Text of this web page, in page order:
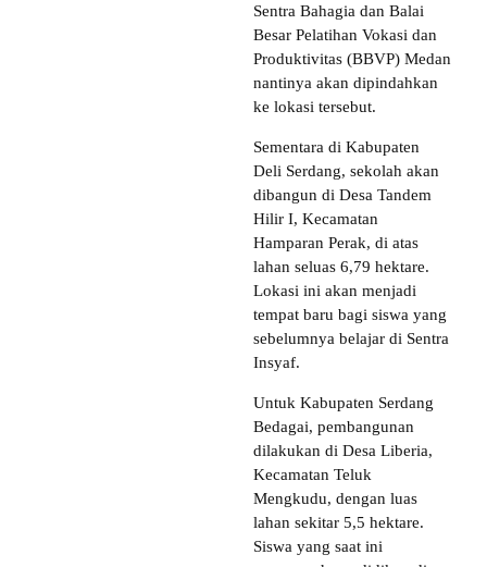
Sentra Bahagia dan Balai
Besar Pelatihan Vokasi dan
Produktivitas (BBVP) Medan
nantinya akan dipindahkan
ke lokasi tersebut.
Sementara di Kabupaten
Deli Serdang, sekolah akan
dibangun di Desa Tandem
Hilir I, Kecamatan
Hamparan Perak, di atas
lahan seluas 6,79 hektare.
Lokasi ini akan menjadi
tempat baru bagi siswa yang
sebelumnya belajar di Sentra
Insyaf.
Untuk Kabupaten Serdang
Bedagai, pembangunan
dilakukan di Desa Liberia,
Kecamatan Teluk
Mengkudu, dengan luas
lahan sekitar 5,5 hektare.
Siswa yang saat ini